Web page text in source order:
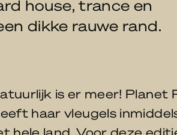
house, trance en
dikke rauwe rand.
is er meer! Planet
haar vleugels